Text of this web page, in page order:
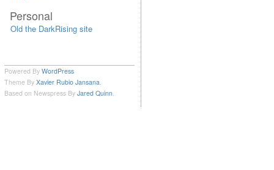
Personal
Old the DarkRising site
Powered By WordPress
Theme By Xavier Rubio Jansana.
Based on Newspress By Jared Quinn.